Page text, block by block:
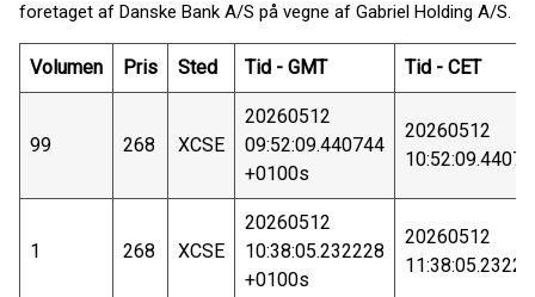
foretaget af Danske Bank A/S på vegne af Gabriel Holding A/S.
Volumen Pris Sted Tid - GMT Tid - CET
99 268 XCSE
20260512
09:52:09.440744
+0100s
20260512
1 268 XCSE
20260512
10:38:05.232228
+0100s
20260512